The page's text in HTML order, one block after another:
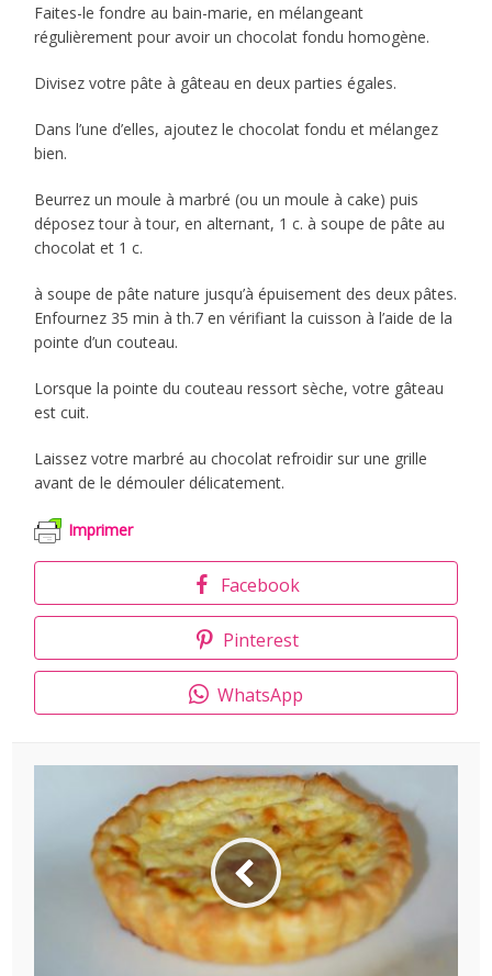
Faites-le fondre au bain-marie, en mélangeant
régulièrement pour avoir un chocolat fondu homogène.
Divisez votre pâte à gâteau en deux parties égales.
Dans l’une d’elles, ajoutez le chocolat fondu et mélangez
bien.
Beurrez un moule à marbré (ou un moule à cake) puis
déposez tour à tour, en alternant, 1 c. à soupe de pâte au
chocolat et 1 c.
à soupe de pâte nature jusqu’à épuisement des deux pâtes.
Enfournez 35 min à th.7 en vérifiant la cuisson à l’aide de la
pointe d’un couteau.
Lorsque la pointe du couteau ressort sèche, votre gâteau
est cuit.
Laissez votre marbré au chocolat refroidir sur une grille
avant de le démouler délicatement.
Imprimer
Facebook
Pinterest
WhatsApp